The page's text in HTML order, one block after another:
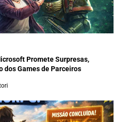
Promete Surpresas,
dos Games de Parceiros